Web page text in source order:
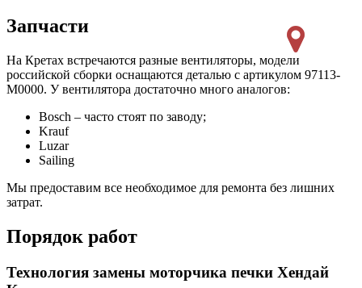
Запчасти
На Кретах встречаются разные вентиляторы, модели
российской сборки оснащаются деталью с артикулом 97113-
M0000. У вентилятора достаточно много аналогов:
Bosch – часто стоят по заводу;
Krauf
Luzar
Sailing
Мы предоставим все необходимое для ремонта без лишних
затрат.
Порядок работ
Технология замены моторчика печки Хендай